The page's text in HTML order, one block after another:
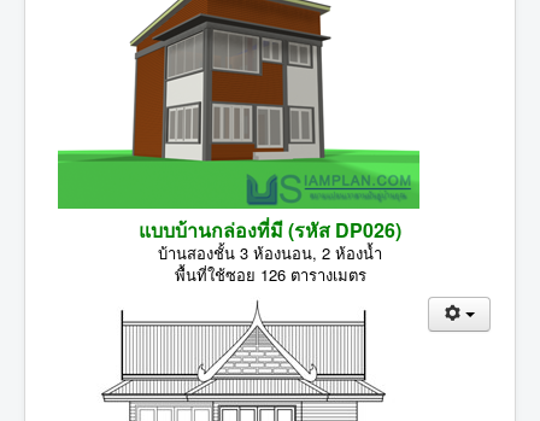
แบบบ้านกล่องที่มี (รหัส DP026)
บ้านสองชั้น 3 ห้องนอน, 2 ห้องน้ำ
พื้นที่ใช้ซอย 126 ตารางเมตร